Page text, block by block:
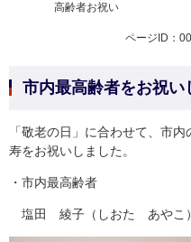
高齢者お祝い
ページID：
市内最高齢者をお祝い
「敬老の日」に合わせて、市
寿をお祝いしました。
・市内最高齢者
塩田 綾子（しおた あやこ